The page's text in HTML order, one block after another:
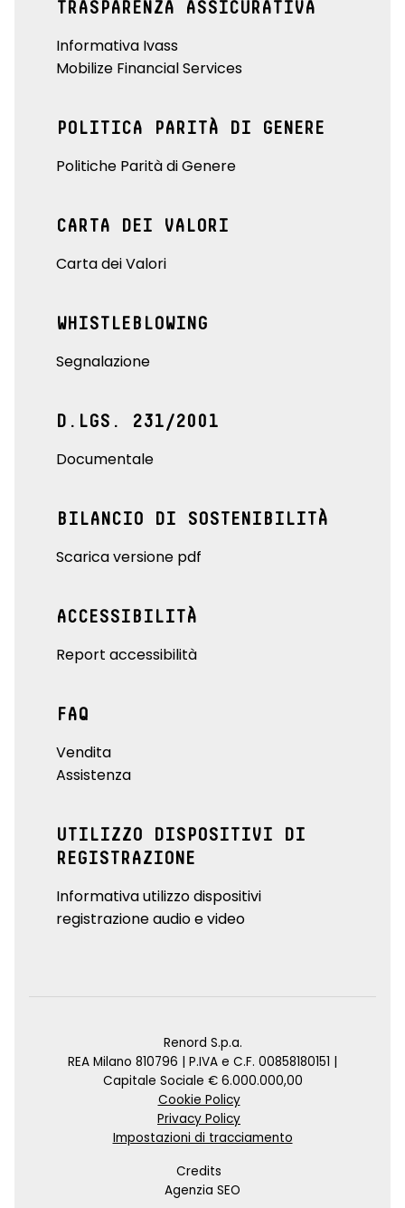
TRASPARENZA ASSICURATIVA
Informativa Ivass
Mobilize Financial Services
POLITICA PARITÀ DI GENERE
Politiche Parità di Genere
CARTA DEI VALORI
Carta dei Valori
WHISTLEBLOWING
Segnalazione
D.LGS. 231/2001
Documentale
BILANCIO DI SOSTENIBILITÀ
Scarica versione pdf
ACCESSIBILITÀ
Report accessibilità
FAQ
Vendita
Assistenza
UTILIZZO DISPOSITIVI DI
REGISTRAZIONE
Informativa utilizzo dispositivi
registrazione audio e video
Renord S.p.a.
REA Milano 810796 | P.IVA e C.F. 00858180151 |
Capitale Sociale € 6.000.000,00
Cookie Policy
Privacy Policy
Impostazioni di tracciamento
Credits
Agenzia SEO